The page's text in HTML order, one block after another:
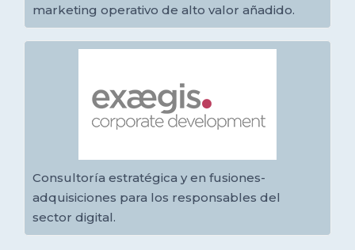
marketing operativo de alto valor añadido.
Consultoría estratégica y en fusiones-
adquisiciones para los responsables del
sector digital.